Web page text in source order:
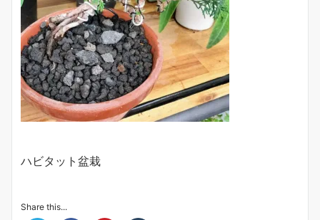
ハビタット盆栽
Share this...